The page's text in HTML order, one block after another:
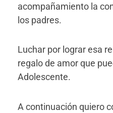
acompañamiento la
los padres.
Luchar por lograr esa
regalo de amor que
Adolescente.
A continuación quiero